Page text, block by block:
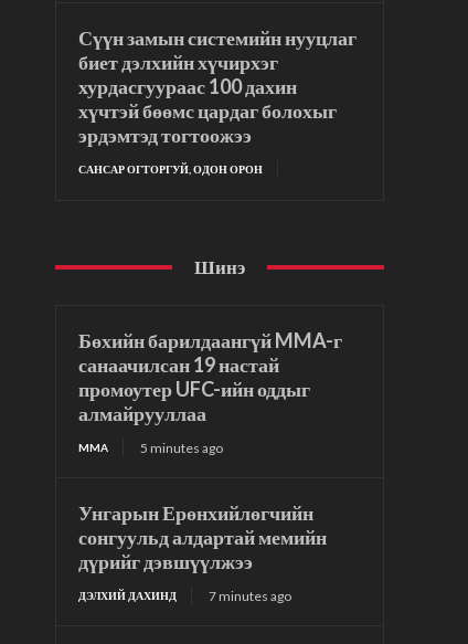
Сүүн замын системийн нууцлаг
биет дэлхийн хүчирхэг
хурдасгуураас 100 дахин
хүчтэй бөөмс цардаг болохыг
эрдэмтэд тогтоожээ
САНСАР ОГТОРГУЙ, ОДОН ОРОН
Шинэ
Бөхийн барилдаангүй MMA-г
санаачилсан 19 настай
промоутер UFC-ийн оддыг
алмайрууллаа
MMA 5 minutes ago
Унгарын Ерөнхийлөгчийн
сонгуульд алдартай мемийн
дүрийг дэвшүүлжээ
ДЭЛХИЙ ДАХИНД 7 minutes ago